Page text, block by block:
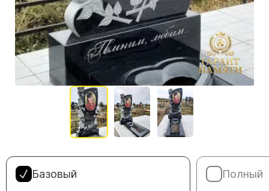
Семейные памятники ( памятники на двоих )
Памятники в форме креста
Зеркальные памятники
Памятники из белого мрамора Коелга
Креативные памятники
Кресты из белого мрамора
Фигурные памятники
Памятники в виде гитары
Памятники комбинированные
Базовый Полный